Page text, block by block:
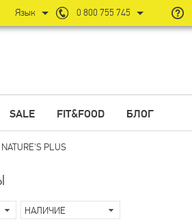
SALE FIT&FOOD БЛОГ
NATURE'S PLUS
НАЛИЧИЕ
0 800 755 745
Язык